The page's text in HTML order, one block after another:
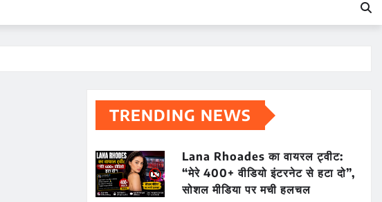
TRENDING NEWS
Lana Rhoades का वायरल ट्वीट:
“मेरे 400+ वीडियो इंटरनेट से हटा दो”,
सोशल मीडिया पर मची हलचल